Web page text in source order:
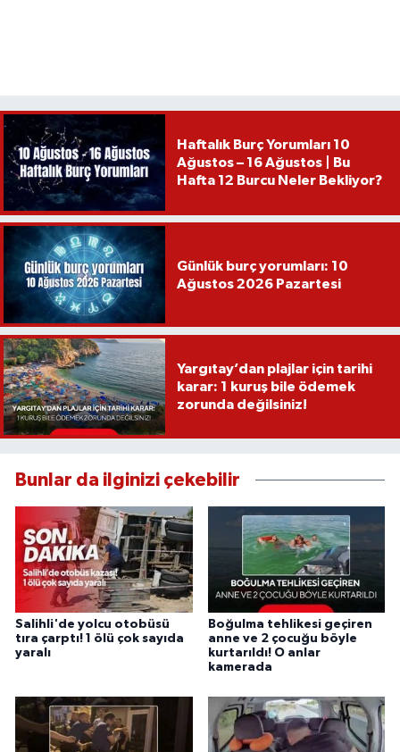
Haftalık Burç Yorumları 10
Ağustos – 16 Ağustos | Bu
Hafta 12 Burcu Neler Bekliyor?
Günlük burç yorumları: 10
Ağustos 2026 Pazartesi
Yargıtay’dan plajlar için tarihi
karar: 1 kuruş bile ödemek
zorunda değilsiniz!
Bunlar da ilginizi çekebilir
Salihli'de yolcu otobüsü
tıra çarptı! 1 ölü çok sayıda
yaralı
Boğulma tehlikesi geçiren
anne ve 2 çocuğu böyle
kurtarıldı! O anlar
kamerada